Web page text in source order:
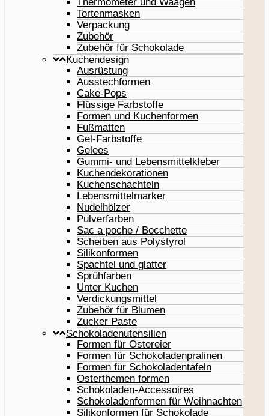
Tortenmasken
Verpackung
Zubehör
Zubehör für Schokolade
Kuchendesign
Ausrüstung
Ausstechformen
Cake-Pops
Flüssige Farbstoffe
Formen und Kuchenformen
Fußmatten
Gel-Farbstoffe
Gelees
Gummi- und Lebensmittelkleber
Kuchendekorationen
Kuchenschachteln
Lebensmittelmarker
Nudelhölzer
Pulverfarben
Sac a poche / Bocchette
Scheiben aus Polystyrol
Silikonformen
Spachtel und glatter
Sprühfarben
Unter Kuchen
Verdickungsmittel
Zubehör für Blumen
Zucker Paste
Schokoladenutensilien
Formen für Ostereier
Formen für Schokoladenpralinen
Formen für Schokoladentafeln
Osterthemen formen
Schokoladen-Accessoires
Schokoladenformen für Weihnachten
Silikonformen für Schokolade